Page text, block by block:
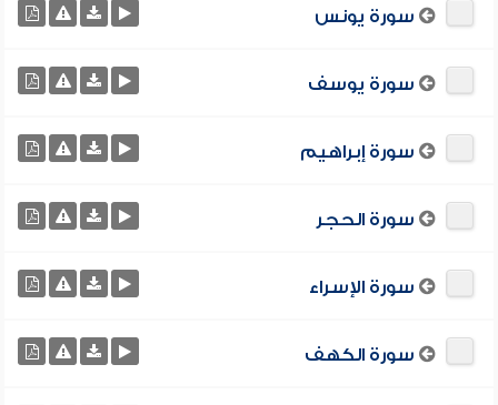
سورة يونس
سورة يوسف
سورة إبراهيم
سورة الحجر
سورة الإسراء
سورة الكهف